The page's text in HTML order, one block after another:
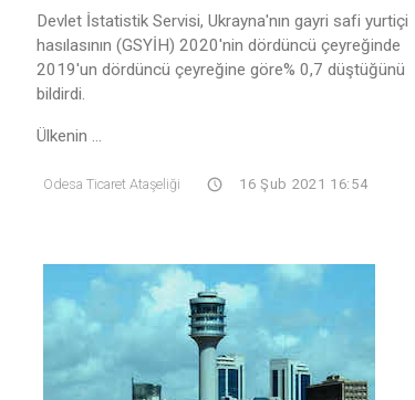
Devlet İstatistik Servisi, Ukrayna'nın gayri safi yurtiçi
hasılasının (GSYİH) 2020'nin dördüncü çeyreğinde
2019'un dördüncü çeyreğine göre% 0,7 düştüğünü
bildirdi.
Ülkenin ...
Odesa Ticaret Ataşeliği 16 Şub 2021 16:54